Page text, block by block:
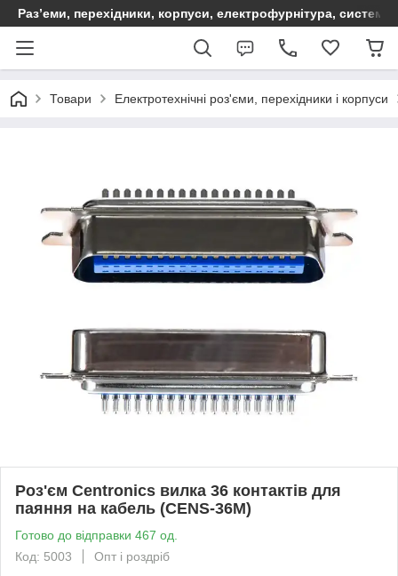
Раз’еми, перехідники, корпуси, електрофурнітура,
Товари Електротехнічні роз'єми, перехідники і корпуси
Роз'єм Centronics вилка 36 контактів для
паяння на кабель (CENS-36M)
Готово до відправки 467 од.
Код: 5003
Опт і роздріб